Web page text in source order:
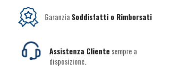
ESAURITO
Garanzia Soddisfatti o Rimborsati
Assistenza Cliente sempre a
disposizione.